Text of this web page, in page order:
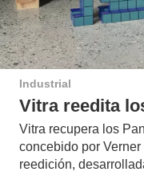
Industrial
Vitra reedita
Vitra recupera los
concebido por
reedición,